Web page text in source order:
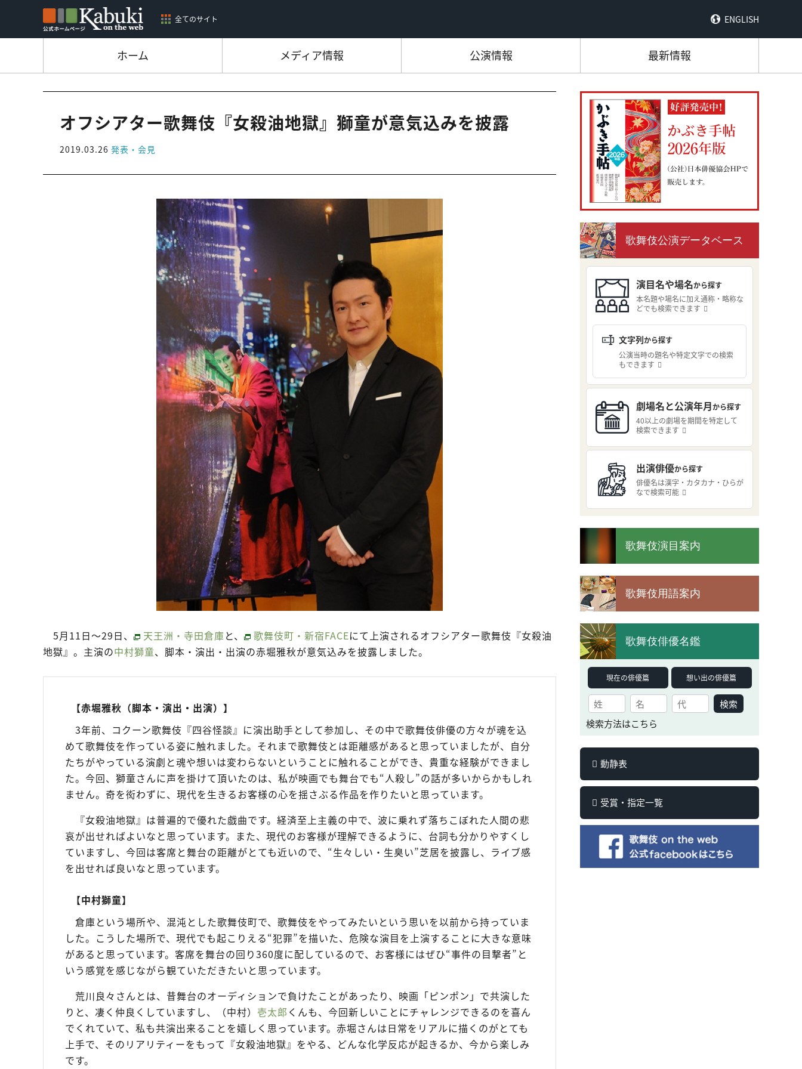
全てのサイト ENGLISH
ホーム メディア情報 公演情報 最新情報
オフシアター歌舞伎『女殺油地獄』獅童が意気込みを披露
2019.03.26 発表・会見
5月11日～29日、 天王洲・寺田倉庫と、 歌舞伎町・新宿FACEにて上演されるオフシアター歌舞伎『女殺油
地獄』。主演の中村獅童、脚本・演出・出演の赤堀雅秋が意気込みを披露しました。
【赤堀雅秋（脚本・演出・出演）】
3年前、コクーン歌舞伎『四谷怪談』に演出助手として参加し、その中で歌舞伎俳優の方々が魂を込
めて歌舞伎を作っている姿に触れました。それまで歌舞伎とは距離感があると思っていましたが、自分
たちがやっている演劇と魂や想いは変わらないということに触れることができ、貴重な経験ができまし
た。今回、獅童さんに声を掛けて頂いたのは、私が映画でも舞台でも“人殺し”の話が多いからかもしれ
ません。奇を衒わずに、現代を生きるお客様の心を揺さぶる作品を作りたいと思っています。
『女殺油地獄』は普遍的で優れた戯曲です。経済至上主義の中で、波に乗れず落ちこぼれた人間の悲
哀が出せればよいなと思っています。また、現代のお客様が理解できるように、台詞も分かりやすくし
ていますし、今回は客席と舞台の距離がとても近いので、“生々しい・生臭い”芝居を披露し、ライブ感
を出せれば良いなと思っています。
【中村獅童】
倉庫という場所や、混沌とした歌舞伎町で、歌舞伎をやってみたいという思いを以前から持っていま
した。こうした場所で、現代でも起こりえる“犯罪”を描いた、危険な演目を上演することに大きな意味
があると思っています。客席を舞台の回り360度に配しているので、お客様にはぜひ“事件の目撃者”と
いう感覚を感じながら観ていただきたいと思っています。
荒川良々さんとは、昔舞台のオーディションで負けたことがあったり、映画「ピンポン」で共演した
りと、凄く仲良くしていますし、（中村） 壱太郎 くんも、今回新しいことにチャレンジできるのを喜ん
でくれていて、私も共演出来ることを嬉しく思っています。赤堀さんは日常をリアルに描くのがとても
上手で、そのリアリティーをもって『女殺油地獄』をやる、どんな化学反応が起きるか、今から楽しみ
です。
歌舞伎公演データベース
演目名や場名から探す
本名題や場名に加え通称・略称な
どでも検索できます
文字列から探す
公演当時の題名や特定文字での検索
もできます
劇場名と公演年月から探す
40以上の劇場を期間を特定して
検索できます
出演俳優から探す
俳優名は漢字・カタカナ・ひらが
なで検索可能
歌舞伎演目案内
歌舞伎用語案内
歌舞伎俳優名鑑
現在の俳優篇 想い出の俳優篇
検索
検索方法はこちら
動静表
受賞・指定一覧